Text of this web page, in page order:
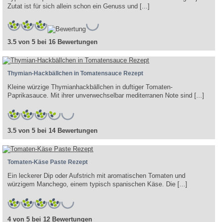
Zutat ist für sich allein schon ein Genuss und [...]
3.5 von 5 bei 16 Bewertungen
Thymian-Hackbällchen in Tomatensauce Rezept
Kleine würzige Thymianhackbällchen in duftiger Tomaten-
Paprikasauce. Mit ihrer unverwechselbar mediterranen Note sind [...]
3.5 von 5 bei 14 Bewertungen
Tomaten-Käse Paste Rezept
Ein leckerer Dip oder Aufstrich mit aromatischen Tomaten und
würzigem Manchego, einem typisch spanischen Käse. Die [...]
4 von 5 bei 12 Bewertungen